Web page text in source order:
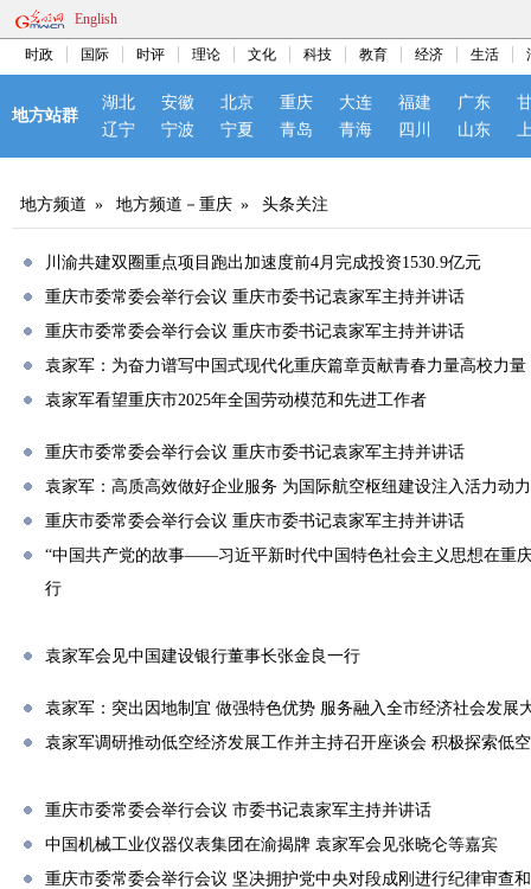
English
时政 国际 时评 理论 文化 科技 教育 经济 生活
地方站群
湖北 安徽 北京 重庆 大连 福建 广东
辽宁
宁波 宁夏 青岛 青海 四川 山东
地方频道 » 地方频道－重庆 » 头条关注
川渝共建双圈重点项目跑出加速度前4月完成投资1530.9亿元
重庆市委常委会举行会议 重庆市委书记袁家军主持并讲话
重庆市委常委会举行会议 重庆市委书记袁家军主持并讲话
袁家军：为奋力谱写中国式现代化重庆篇章贡献青春力量高校力量
袁家军看望重庆市2025年全国劳动模范和先进工作者
重庆市委常委会举行会议 重庆市委书记袁家军主持并讲话
袁家军：高质高效做好企业服务 为国际航空枢纽建设注入活力动力
重庆市委常委会举行会议 重庆市委书记袁家军主持并讲话
“中国共产党的故事——习近平新时代中国特色社会主义思想在重
行
袁家军会见中国建设银行董事长张金良一行
袁家军：突出因地制宜 做强特色优势 服务融入全市经济社会发展
袁家军调研推动低空经济发展工作并主持召开座谈会 积极探索低
重庆市委常委会举行会议 市委书记袁家军主持并讲话
中国机械工业仪器仪表集团在渝揭牌 袁家军会见张晓仑等嘉宾
重庆市委常委会举行会议 坚决拥护党中央对段成刚进行纪律审查